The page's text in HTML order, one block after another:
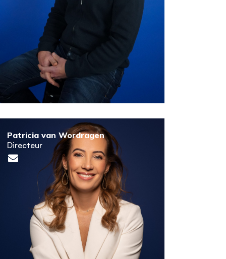
Patricia van Wordragen
Directeur